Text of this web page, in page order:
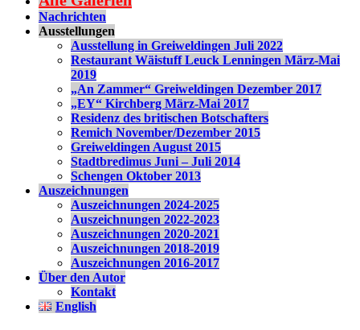
Nachrichten
Ausstellungen
Ausstellung in Greiweldingen Juli 2022
Restaurant Wäistuff Leuck Lenningen März-Mai
2019
„An Zammer“ Greiweldingen Dezember 2017
„EY“ Kirchberg März-Mai 2017
Residenz des britischen Botschafters
Remich November/Dezember 2015
Greiweldingen August 2015
Stadtbredimus Juni – Juli 2014
Schengen Oktober 2013
Auszeichnungen
Auszeichnungen 2024-2025
Auszeichnungen 2022-2023
Auszeichnungen 2020-2021
Auszeichnungen 2018-2019
Auszeichnungen 2016-2017
Über den Autor
Kontakt
English